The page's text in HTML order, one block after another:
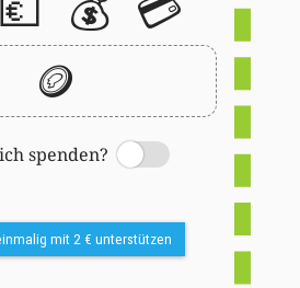
🪙
spenden?
Switch
mit 2 € unterstützen